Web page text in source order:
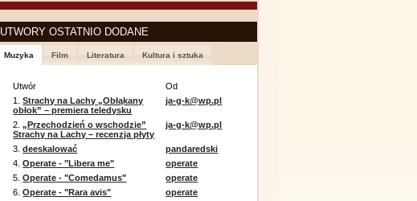
UTWORY OSTATNIO DODANE
Muzyka Film Literatura Kultura i sztuka
Utwór
Od
1.Strachy na Lachy „Obłąkany
obłok” – premiera teledysku
ja-g-k@wp.pl
2.„Przechodzień o wschodzie”
Strachy na Lachy – recenzja płyty
ja-g-k@wp.pl
3.deeskalować
pandaredski
4.Operate - "Libera me"
operate
5.Operate - "Comedamus"
operate
6.Operate - "Rara avis"
operate